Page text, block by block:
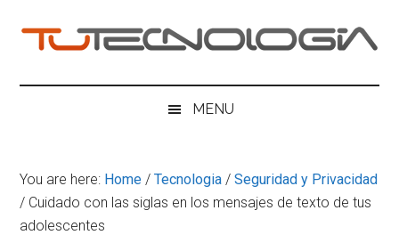
content
menu
sidebar
Tu
Tecnologia
MENU
You are here: Home / Tecnologia / Seguridad y Privacidad
/ Cuidado con las siglas en los mensajes de texto de tus
adolescentes